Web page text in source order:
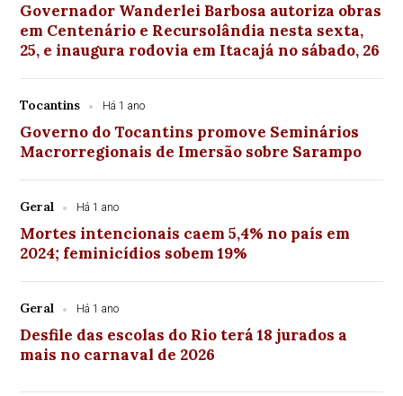
Governador Wanderlei Barbosa autoriza obras
em Centenário e Recursolândia nesta sexta,
25, e inaugura rodovia em Itacajá no sábado, 26
Tocantins Há 1 ano
Governo do Tocantins promove Seminários
Macrorregionais de Imersão sobre Sarampo
Geral Há 1 ano
Mortes intencionais caem 5,4% no país em
2024; feminicídios sobem 19%
Geral Há 1 ano
Desfile das escolas do Rio terá 18 jurados a
mais no carnaval de 2026